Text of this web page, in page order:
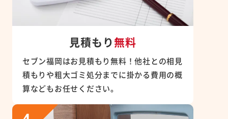
見積もり無料
セブン福岡はお見積もり無料！他社との相見
積もりや粗大ゴミ処分までに掛かる費用の概
算などもお任せください。